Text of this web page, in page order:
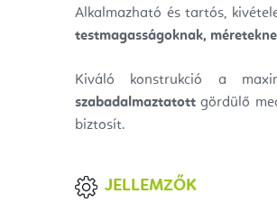
Alkalmazható és tartós,
testmagasságoknak,
Kiváló konstrukció a
szabadalmaztatott gördülő
biztosít.
JELLEMZŐK